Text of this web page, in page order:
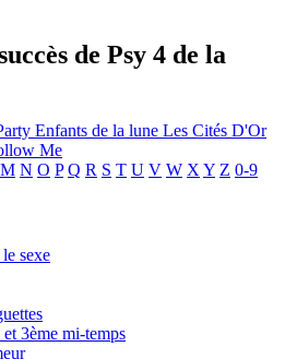
de Psy 4 de la
Enfants de la lune Les Cités D'Or
Me
M N O P Q R S T U V W X Y Z 0-9
sexe
3ème mi-temps